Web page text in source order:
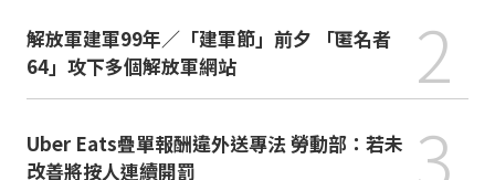
解放軍建軍99年／「建軍節」前夕 「匿名者
64」攻下多個解放軍網站
2
Uber Eats疊單報酬違外送專法 勞動部：若未
改善將按人連續開罰
3